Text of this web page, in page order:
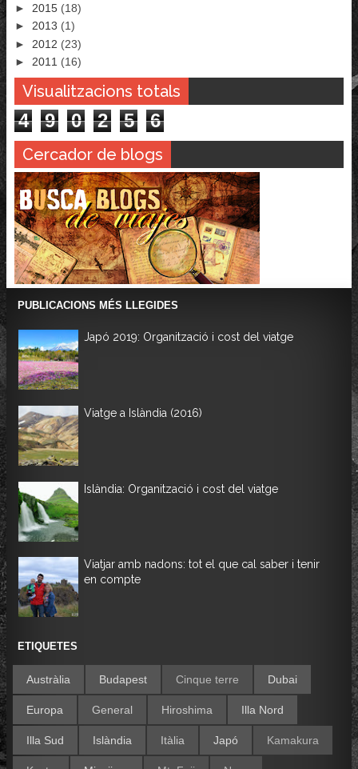
► 2015 (18)
► 2013 (1)
► 2012 (23)
► 2011 (16)
Visualitzacions totals
4 9 0 2 5 6
Cercador de blogs
PUBLICACIONS MÉS LLEGIDES
Japó 2019: Organització i cost del viatge
Viatge a Islàndia (2016)
Islàndia: Organització i cost del viatge
Viatjar amb nadons: tot el que cal saber i tenir
en compte
ETIQUETES
Austràlia Budapest Cinque terre Dubai
Europa General Hiroshima Illa Nord
Illa Sud Islàndia Itàlia Japó Kamakura